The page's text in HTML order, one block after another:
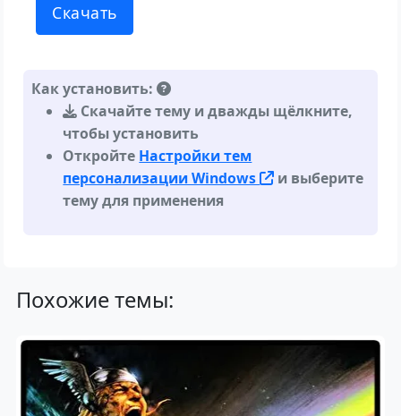
Скачать
Как установить:
Скачайте тему и дважды щёлкните,
чтобы установить
Откройте Настройки тем
персонализации Windows
и выберите
тему для применения
Похожие темы: